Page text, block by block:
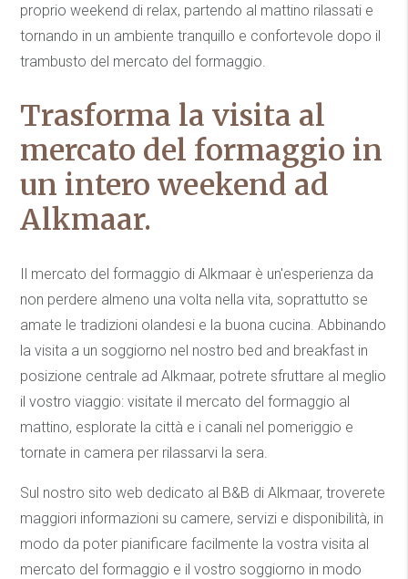
proprio weekend di relax, partendo al mattino rilassati e
tornando in un ambiente tranquillo e confortevole dopo il
trambusto del mercato del formaggio.
Trasforma la visita al
mercato del formaggio in
un intero weekend ad
Alkmaar.
Il mercato del formaggio di Alkmaar è un'esperienza da
non perdere almeno una volta nella vita, soprattutto se
amate le tradizioni olandesi e la buona cucina. Abbinando
la visita a un soggiorno nel nostro bed and breakfast in
posizione centrale ad Alkmaar, potrete sfruttare al meglio
il vostro viaggio: visitate il mercato del formaggio al
mattino, esplorate la città e i canali nel pomeriggio e
tornate in camera per rilassarvi la sera.
Sul nostro sito web dedicato al B&B di Alkmaar, troverete
maggiori informazioni su camere, servizi e disponibilità, in
modo da poter pianificare facilmente la vostra visita al
mercato del formaggio e il vostro soggiorno in modo